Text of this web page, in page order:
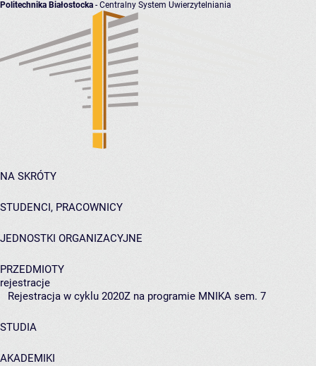
Politechnika Białostocka - Centralny System Uwierzytelniania
NA SKRÓTY
STUDENCI, PRACOWNICY
JEDNOSTKI ORGANIZACYJNE
PRZEDMIOTY
rejestracje
Rejestracja w cyklu 2020Z na programie MNIKA sem. 7
STUDIA
AKADEMIKI